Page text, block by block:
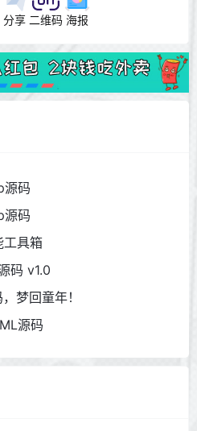
分享 二维码 海报
源码
源码
工具箱
码 v1.0
梦回童年！
源码